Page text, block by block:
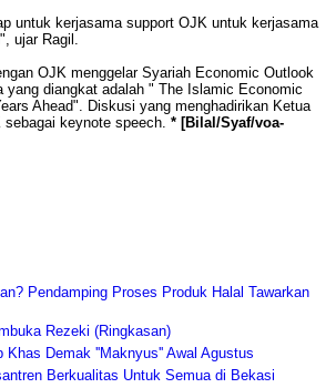
untuk kerjasama support OJK untuk kerjasama
ujar Ragil.
OJK menggelar Syariah Economic Outlook
yang diangkat adalah " The Islamic Economic
Ahead". Diskusi yang menghadirikan Ketua
sebagai keynote speech. * [Bilal/Syaf/voa-
Pendamping Proses Produk Halal Tawarkan
Rezeki (Ringkasan)
Khas Demak ''Maknyus'' Awal Agustus
Berkualitas Untuk Semua di Bekasi